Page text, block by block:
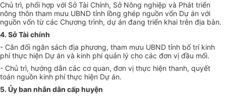
Chủ trì, phối hợp với Sở Tài Chính, Sở Nông nghiệp và Phát triển
nông thôn tham mưu UBND tỉnh lồng ghép nguồn vốn Dự án với
nguồn vốn từ các Chương trình, dự án đang triển khai trên địa bàn.
4. Sở Tài chính
- Cân đối ngân sách địa phương, tham mưu UBND tỉnh bố trí kinh
phí thực hiện Dự án và kinh phí quản lý cho các đơn vị đầu mối.
- Chủ trì, hướng dẫn các cơ quan, đơn vị thực hiện thanh, quyết
toán nguồn kinh phí thực hiện Dự án.
5. Ủy ban nhân dân cấp huyện